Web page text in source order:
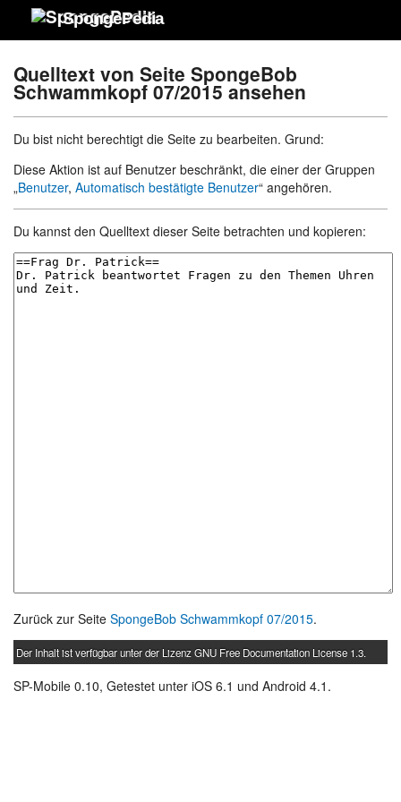
SpongePedia
Quelltext von Seite SpongeBob
Schwammkopf 07/2015 ansehen
Du bist nicht berechtigt die Seite zu bearbeiten. Grund:
Diese Aktion ist auf Benutzer beschränkt, die einer der Gruppen
„Benutzer, Automatisch bestätigte Benutzer“ angehören.
Du kannst den Quelltext dieser Seite betrachten und kopieren:
Zurück zur Seite SpongeBob Schwammkopf 07/2015.
Der Inhalt ist verfügbar unter der LizenzGNU Free Documentation License 1.3
SP-Mobile 0.10, Getestet unter iOS 6.1 und Android 4.1.